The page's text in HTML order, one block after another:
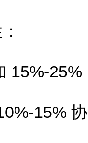
15%-25%
15% 协